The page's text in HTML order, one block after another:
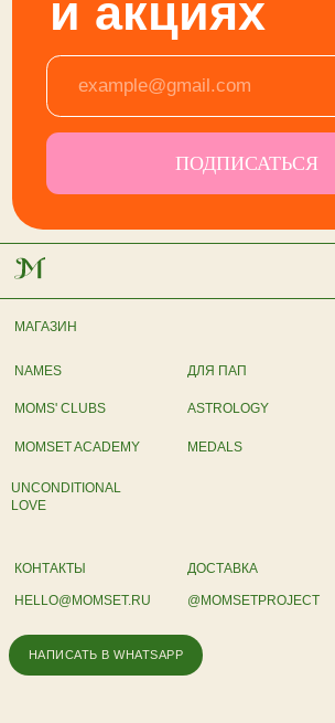
МАГАЗИН
NAMES
MOMS' CLUBS
MOMSET ACADEMY MEDALS
ДЛЯ ПАП
ASTROLOGY
КОНТАКТЫ ДОСТАВКА
HELLO@MOMSET.RU
НАПИСАТЬ В WHATSAPP
UNCONDITIONAL
LOVE
@MOMSETPROJECT